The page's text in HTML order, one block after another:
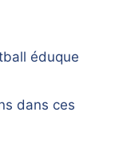
éduque
dans ces